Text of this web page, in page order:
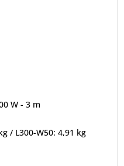
W - 3 m
/ L300-W50: 4,91 kg